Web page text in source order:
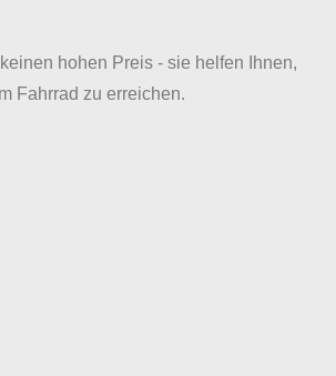
hohen Preis - sie helfen Ihnen,
Fahrrad zu erreichen.